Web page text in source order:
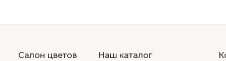
Салон цветов Наш каталог